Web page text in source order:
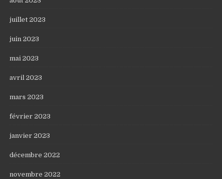
juillet 2023
juin 2023
mai 2023
avril 2023
mars 2023
février 2023
janvier 2023
décembre 2022
novembre 2022